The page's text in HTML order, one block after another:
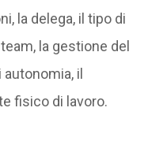
la delega, il tipo di
la gestione del
il
fisico di lavoro.